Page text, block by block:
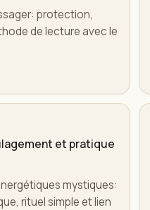
protection,
de lecture avec le
et pratique
mystiques:
rituel simple et lien